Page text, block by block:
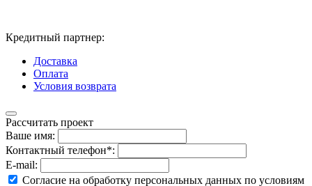
Кредитный партнер:
Доставка
Оплата
Условия возврата
Рассчитать проект
Ваше имя:
Контактный телефон*:
E-mail:
Согласие на обработку персональных данных по условиям